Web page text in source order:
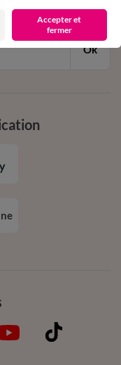
confirmation
Ok
Accepter et
fermer